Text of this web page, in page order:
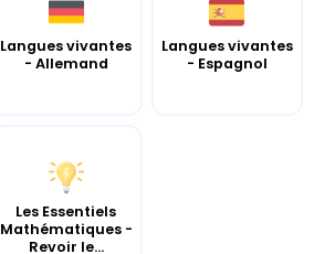
Langues vivantes
- Allemand
Langues vivantes
- Espagnol
Les Essentiels
Mathématiques -
Revoir le...